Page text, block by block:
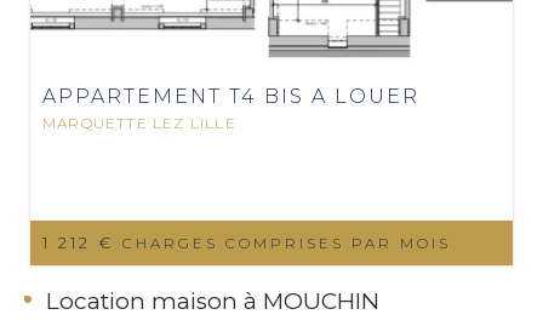
APPARTEMENT T4 BIS A LOUER
MARQUETTE LEZ LILLE
1 212 € CHARGES COMPRISES PAR MOIS
Location maison à MOUCHIN